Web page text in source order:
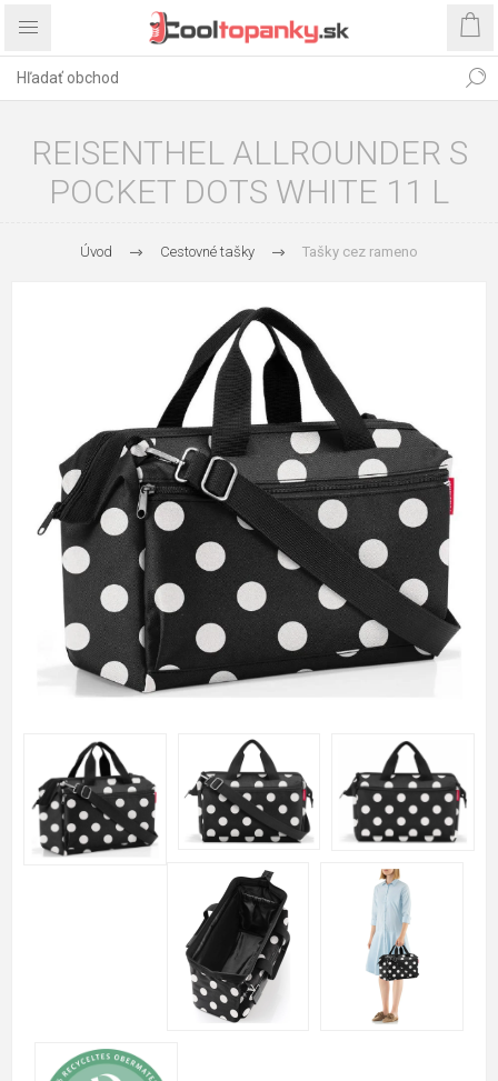
REISENTHEL ALLROUNDER S
POCKET DOTS WHITE 11 L
Úvod Cestovné tašky Tašky cez rameno